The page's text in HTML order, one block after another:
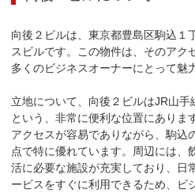
向後２ビルは、東京都豊島区駒込１
スビルです。この物件は、そのアク
多くのビジネスオーナーにとって魅
立地について、向後２ビルはJR山
という、非常に便利な位置にありま
アクセスが容易でありながら、駒込
点で特に優れています。周辺には、
活に必要な施設が充実しており、日
ービスをすぐに利用できるため、ビ